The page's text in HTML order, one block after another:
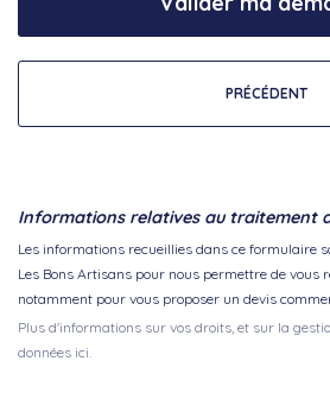
PRÉCÉDENT
Informations relatives au traitement
Les informations recueillies dans ce formulaire
Les Bons Artisans pour nous permettre de vous
notamment pour vous proposer un devis
Plus d'informations sur vos droits, et sur la
données ici.